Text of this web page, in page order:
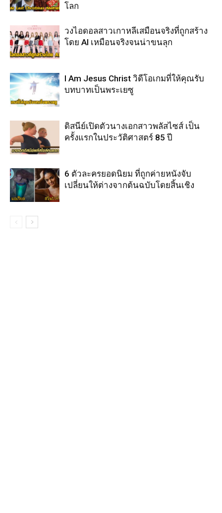
โลก
วงไอดอลสาวเกาหลีเสมือนจริงที่ถูกสร้าง
โดย AI เหมือนจริงจนน่าขนลุก
I Am Jesus Christ วิดีโอเกมที่ให้คุณรับ
บทบาทเป็นพระเยซู
ดิสนีย์เปิดตัวนางเอกสาวพลัสไซส์ เป็น
ครั้งแรกในประวัติศาสตร์ 85 ปี
6 ตัวละครยอดนิยม ที่ถูกค่ายหนังจับ
เปลี่ยนให้ต่างจากต้นฉบับโดยสิ้นเชิง